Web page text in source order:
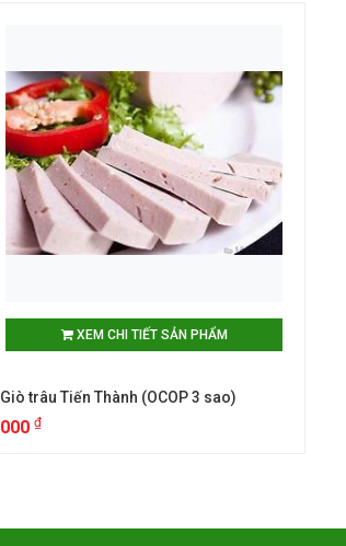
XEM CHI TIẾT SẢN PHẨM
Giò trâu Tiến Thành (OCOP 3 sao)
000 ₫